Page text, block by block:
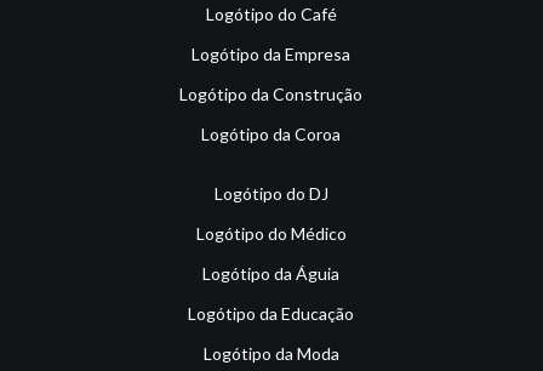
Logótipo do Café
Logótipo da Empresa
Logótipo da Construção
Logótipo da Coroa
Logótipo do DJ
Logótipo do Médico
Logótipo da Águia
Logótipo da Educação
Logótipo da Moda